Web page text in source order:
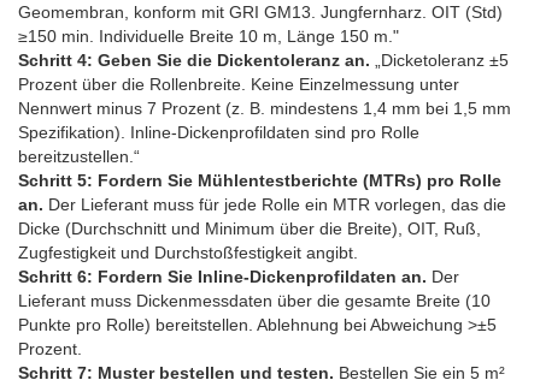
Geomembran, konform mit GRI GM13. Jungfernharz. OIT (Std)
≥150 min. Individuelle Breite 10 m, Länge 150 m."
Schritt 4: Geben Sie die Dickentoleranz an. „Dicketoleranz ±5
Prozent über die Rollenbreite. Keine Einzelmessung unter
Nennwert minus 7 Prozent (z. B. mindestens 1,4 mm bei 1,5 mm
Spezifikation). Inline-Dickenprofildaten sind pro Rolle
bereitzustellen.“
Schritt 5: Fordern Sie Mühlentestberichte (MTRs) pro Rolle
an. Der Lieferant muss für jede Rolle ein MTR vorlegen, das die
Dicke (Durchschnitt und Minimum über die Breite), OIT, Ruß,
Zugfestigkeit und Durchstoßfestigkeit angibt.
Schritt 6: Fordern Sie Inline-Dickenprofildaten an. Der
Lieferant muss Dickenmessdaten über die gesamte Breite (10
Punkte pro Rolle) bereitstellen. Ablehnung bei Abweichung >±5
Prozent.
Schritt 7: Muster bestellen und testen. Bestellen Sie ein 5 m²